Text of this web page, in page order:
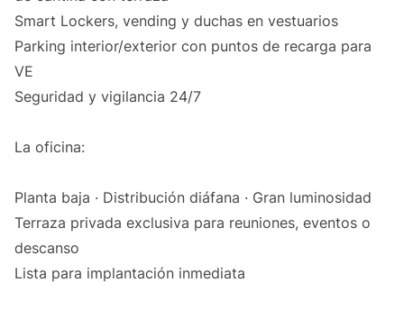
Smart Lockers, vending y duchas en vestuarios
Parking interior/exterior con puntos de recarga para
VE
Seguridad y vigilancia 24/7
La oficina:
Planta baja · Distribución diáfana · Gran luminosidad
Terraza privada exclusiva para reuniones, eventos o
descanso
Lista para implantación inmediata